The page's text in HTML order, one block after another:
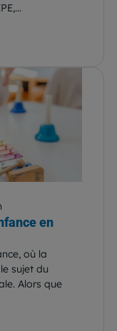
en
où la
sujet du
Alors que